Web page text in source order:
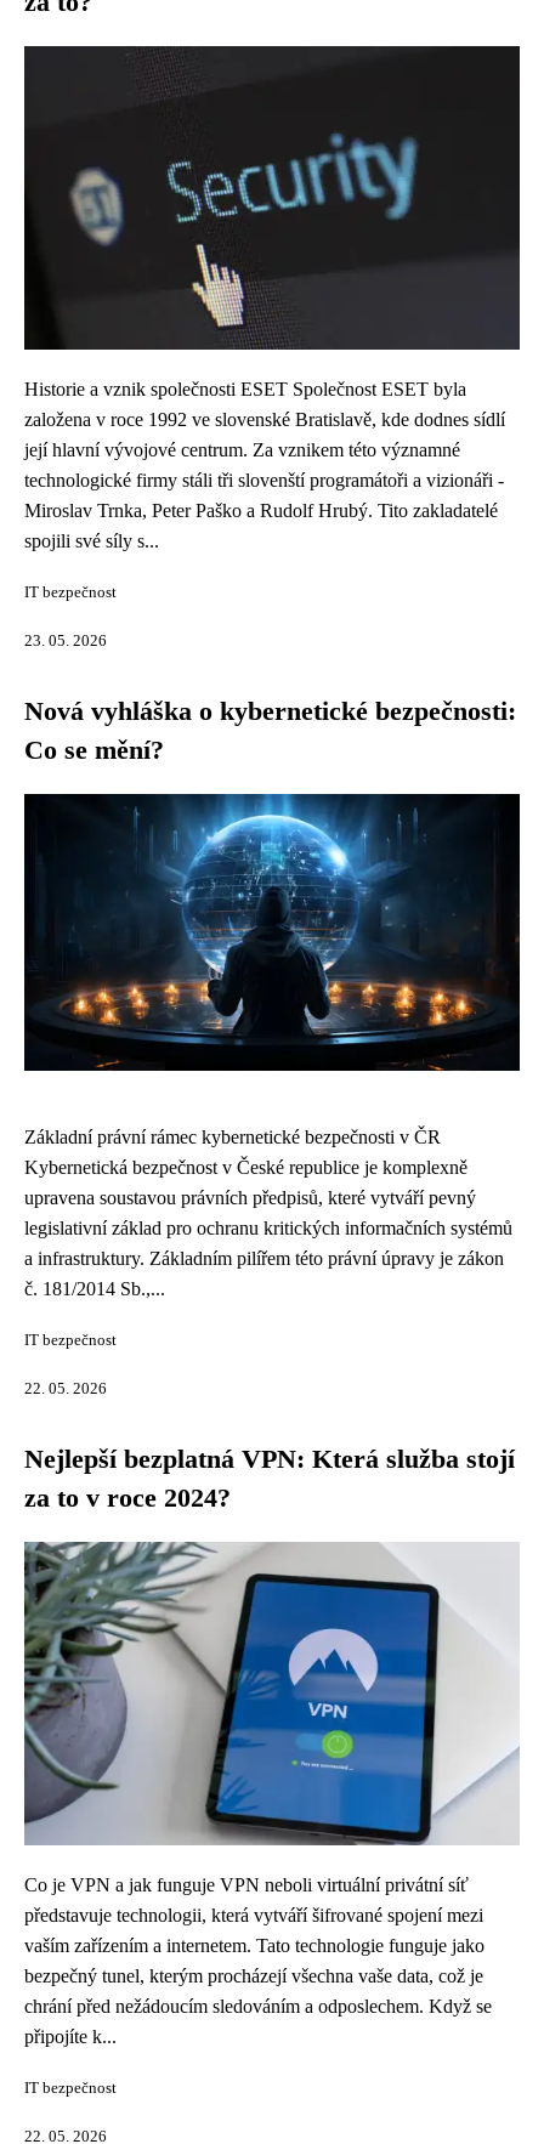
Historie a vznik společnosti ESET Společnost ESET byla
založena v roce 1992 ve slovenské Bratislavě, kde dodnes sídlí
její hlavní vývojové centrum. Za vznikem této významné
technologické firmy stáli tři slovenští programátoři a vizionáři -
Miroslav Trnka, Peter Paško a Rudolf Hrubý. Tito zakladatelé
spojili své síly s...
IT bezpečnost
23. 05. 2026
Nová vyhláška o kybernetické bezpečnosti:
Co se mění?
Základní právní rámec kybernetické bezpečnosti v ČR
Kybernetická bezpečnost v České republice je komplexně
upravena soustavou právních předpisů, které vytváří pevný
legislativní základ pro ochranu kritických informačních systémů
a infrastruktury. Základním pilířem této právní úpravy je zákon
č. 181/2014 Sb.,...
IT bezpečnost
22. 05. 2026
Nejlepší bezplatná VPN: Která služba stojí
za to v roce 2024?
Co je VPN a jak funguje VPN neboli virtuální privátní síť
představuje technologii, která vytváří šifrované spojení mezi
vaším zařízením a internetem. Tato technologie funguje jako
bezpečný tunel, kterým procházejí všechna vaše data, což je
chrání před nežádoucím sledováním a odposlechem. Když se
připojíte k...
IT bezpečnost
22. 05. 2026